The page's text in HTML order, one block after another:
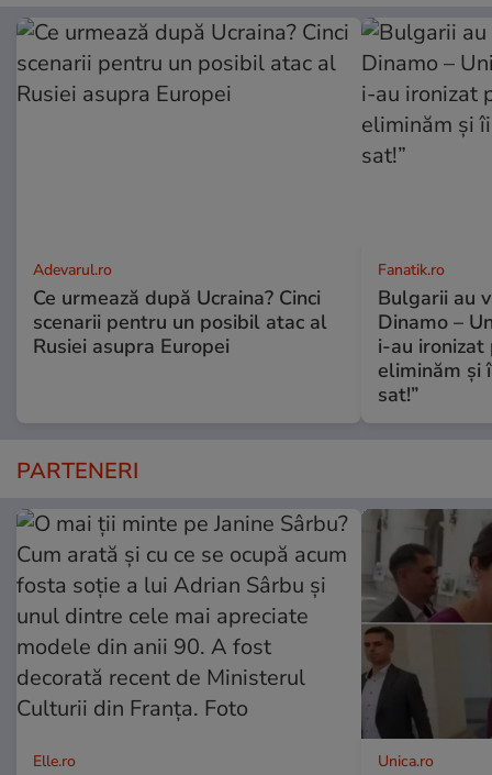
Adevarul.ro
Ce urmează după Ucraina? Cinci
scenarii pentru un posibil atac al
Rusiei asupra Europei
Fanatik.ro
Bulgarii au
Dinamo –
i-au ironizat
eliminăm și
sat!”
PARTENERI
Elle.ro Unica.ro